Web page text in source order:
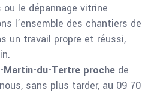
le dépannage vitrine
l’ensemble des chantiers de
un travail propre et réussi,
du-Tertre proche de
sans plus tarder, au 09 70